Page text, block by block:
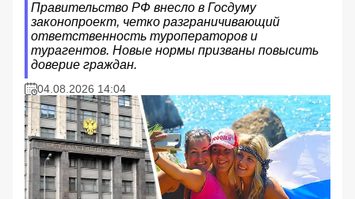
Правительство РФ внесло в Госдуму
законопроект, четко разграничивающий
ответственность туроператоров и
турагентов. Новые нормы призваны повысить
доверие граждан.
04.08.2026 14:04